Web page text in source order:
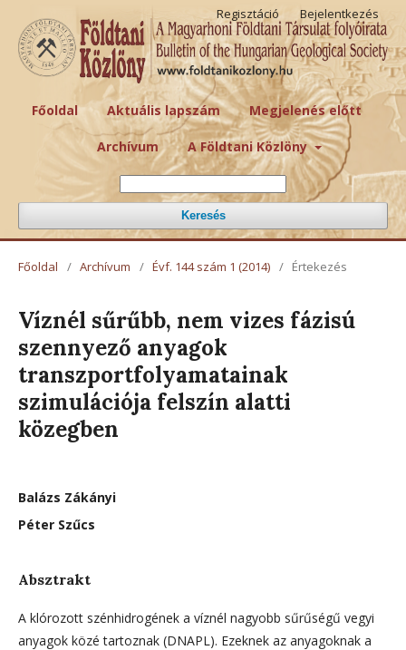
Főoldal Aktuális lapszám Megjelenés előtt
Archívum A Földtani Közlöny
Keresés
Regisztáció Bejelentkezés
Főoldal / Archívum / Évf. 144 szám 1 (2014) / Értekezés
Víznél sűrűbb, nem vizes fázisú
szennyező anyagok
transzportfolyamatainak
szimulációja felszín alatti
közegben
Balázs Zákányi
Péter Szűcs
Absztrakt
A klórozott szénhidrogének a víznél nagyobb sűrűségű vegyi
anyagok közé tartoznak (DNAPL). Ezeknek az anyagoknak a